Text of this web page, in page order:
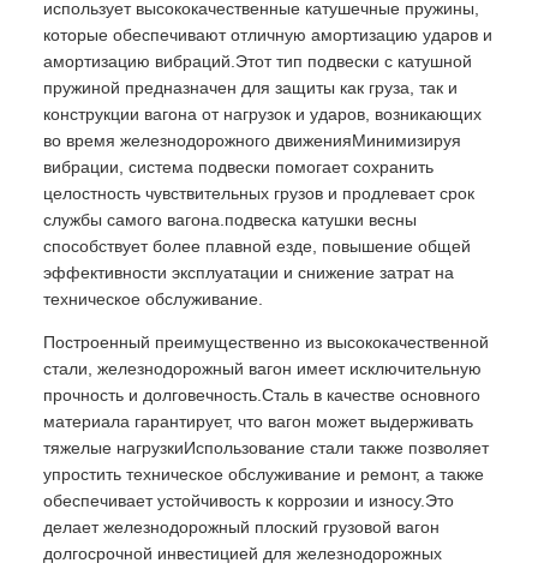
использует высококачественные катушечные пружины,
которые обеспечивают отличную амортизацию ударов и
амортизацию вибраций.Этот тип подвески с катушной
пружиной предназначен для защиты как груза, так и
конструкции вагона от нагрузок и ударов, возникающих
во время железнодорожного движенияМинимизируя
вибрации, система подвески помогает сохранить
целостность чувствительных грузов и продлевает срок
службы самого вагона.подвеска катушки весны
способствует более плавной езде, повышение общей
эффективности эксплуатации и снижение затрат на
техническое обслуживание.
Построенный преимущественно из высококачественной
стали, железнодорожный вагон имеет исключительную
прочность и долговечность.Сталь в качестве основного
материала гарантирует, что вагон может выдерживать
тяжелые нагрузкиИспользование стали также позволяет
упростить техническое обслуживание и ремонт, а также
обеспечивает устойчивость к коррозии и износу.Это
делает железнодорожный плоский грузовой вагон
долгосрочной инвестицией для железнодорожных